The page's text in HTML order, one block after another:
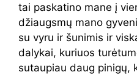
tai paskatino mane į
džiaugsmų mano
su vyru ir šunimis ir
dalykai, kuriuos
sutaupiau daug pinigų,